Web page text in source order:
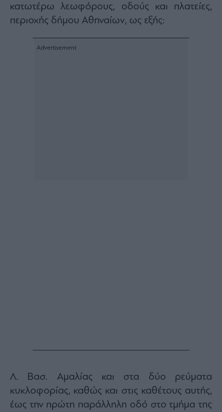
κατωτέρω λεωφόρους, οδούς και πλατείες,
περιοχής δήμου Αθηναίων, ως εξής:
Λ. Βασ. Αμαλίας και στα δύο ρεύματα
κυκλοφορίας, καθώς και στις καθέτους αυτής,
έως την πρώτη παράλληλη οδό στο τμήμα της